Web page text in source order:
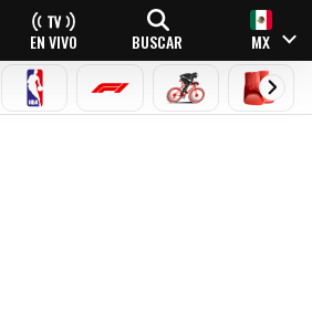
EN VIVO BUSCAR MX
NBA FÓRMULA 1CICLISMOBOXEO